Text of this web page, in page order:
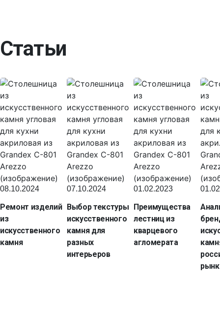
Статьи
08.10.2024
Ремонт изделий
из
искусственного
камня
07.10.2024
Выбор текстуры
искусственного
камня для
разных
интерьеров
01.02.2023
Преимущества
лестниц из
кварцевого
агломерата